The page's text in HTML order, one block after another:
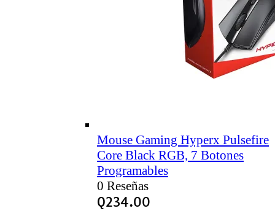
Mouse Gaming Hyperx Pulsefire
Core Black RGB, 7 Botones
Programables
0 Reseñas
Q234.00